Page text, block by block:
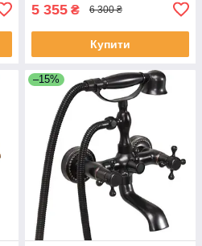
5 355 ₴ 6 300 ₴
Купити
–15%